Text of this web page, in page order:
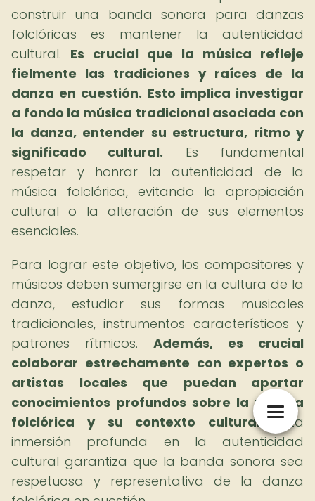
construir una banda sonora para danzas
folclóricas es mantener la autenticidad
cultural. Es crucial que la música refleje
fielmente las tradiciones y raíces de la
danza en cuestión. Esto implica investigar
a fondo la música tradicional asociada con
la danza, entender su estructura, ritmo y
significado cultural. Es fundamental
respetar y honrar la autenticidad de la
música folclórica, evitando la apropiación
cultural o la alteración de sus elementos
esenciales.
Para lograr este objetivo, los compositores y
músicos deben sumergirse en la cultura de la
danza, estudiar sus formas musicales
tradicionales, instrumentos característicos y
patrones rítmicos. Además, es crucial
colaborar estrechamente con expertos o
artistas locales que puedan aportar
conocimientos profundos sobre la música
folclórica y su contexto cultural. Esta
inmersión profunda en la autenticidad
cultural garantiza que la banda sonora sea
respetuosa y representativa de la danza